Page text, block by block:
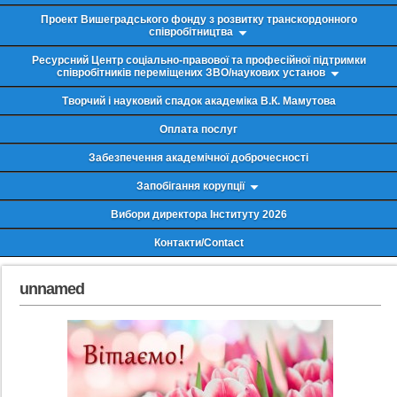
Проект Вишеградського фонду з розвитку транскордонного
співробітництва
Ресурсний Центр соціально-правової та професійної підтримки
співробітників переміщених ЗВО/наукових установ
Творчий і науковий спадок академіка В.К. Мамутова
Оплата послуг
Забезпечення академічної доброчесності
Запобігання корупції
Вибори директора Інституту 2026
Контакти/Contact
unnamed